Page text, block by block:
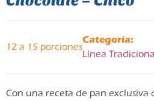
12 a 15 porciones
Categoría:
Línea
Con una receta de pan exclusiva